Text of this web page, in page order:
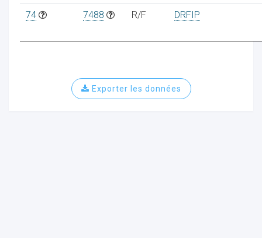
74 7488 R/F DRFIP
Exporter les données